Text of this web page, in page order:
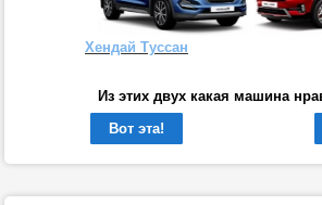
Хендай Туссан
Из этих двух какая машина
Вот эта!